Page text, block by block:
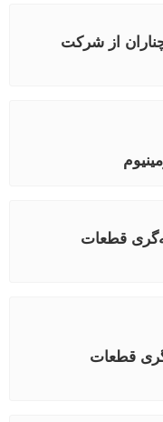
از شرکت
قطعات
قطعات